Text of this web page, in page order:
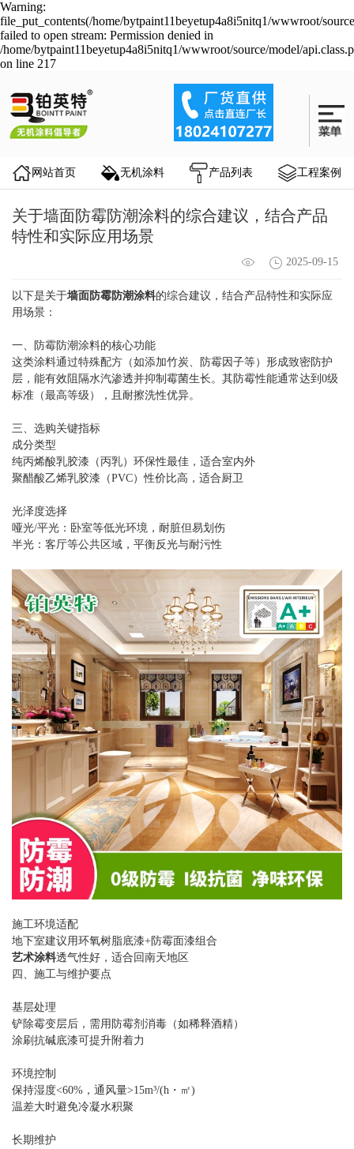
Warning:
file_put_contents(/home/bytpaint11beyetup4a8i5nitq1/wwwroot/
failed to open stream: Permission denied in
/home/bytpaint11beyetup4a8i5nitq1/wwwroot/source/model/
on line 217
网站首页 无机涂料 产品列表 工程案例
关于墙面防霉防潮涂料的综合建议，结合产品
特性和实际应用场景
2025-09-15
以下是关于墙面防霉防潮涂料的综合建议，结合产品特性和实际应
用场景：
一、防霉防潮涂料的核心功能
这类涂料通过特殊配方（如添加竹炭、防霉因子等）形成致密防护
层，能有效阻隔水汽渗透并抑制霉菌生长。其防霉性能通常达到0级
标准（最高等级），且耐擦洗性优异‌。
三、选购关键指标
成分类型‌
纯丙烯酸乳胶漆（丙乳）环保性最佳，适合室内外‌
聚醋酸乙烯乳胶漆（PVC）性价比高，适合厨卫‌
光泽度选择‌
哑光/平光：卧室等低光环境，耐脏但易划伤‌
半光：客厅等公共区域，平衡反光与耐污性‌
施工环境适配‌
地下室建议用环氧树脂底漆+防霉面漆组合‌
艺术涂料透气性好，适合回南天地区‌
四、施工与维护要点
基层处理‌
铲除霉变层后，需用防霉剂消毒（如稀释酒精）‌
涂刷抗碱底漆可提升附着力
环境控制
保持湿度<60%，通风量>15m³/(h・㎡)‌
温差大时避免冷凝水积聚‌
长期维护‌